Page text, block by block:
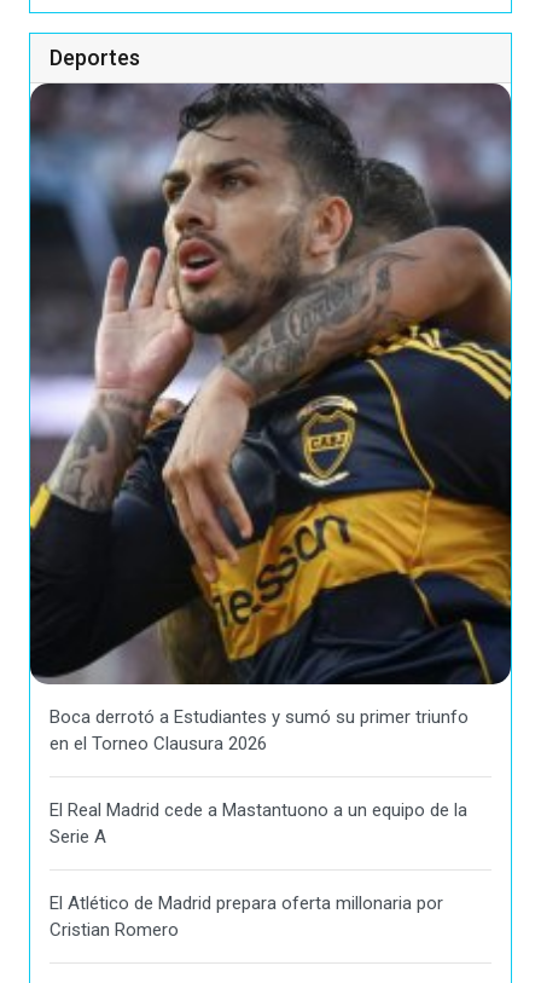
Deportes
Boca derrotó a Estudiantes y sumó su primer triunfo
en el Torneo Clausura 2026
El Real Madrid cede a Mastantuono a un equipo de la
Serie A
El Atlético de Madrid prepara oferta millonaria por
Cristian Romero